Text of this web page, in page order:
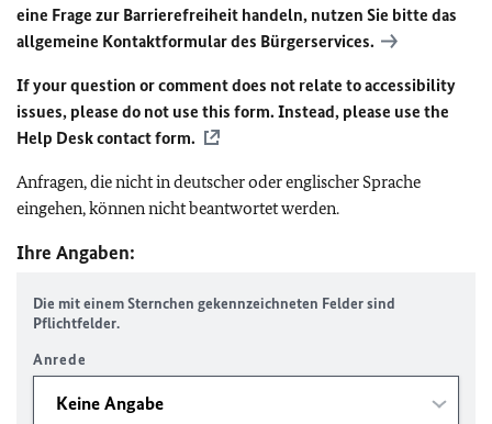
eine Frage zur Barrierefreiheit handeln, nutzen Sie bitte das
allgemeine Kontaktformular des Bürgerservices.
If your question or comment does not relate to accessibility
issues, please do not use this form. Instead, please use the
Help Desk contact form.
Anfragen, die nicht in deutscher oder englischer Sprache
eingehen, können nicht beantwortet werden.
Ihre Angaben:
Die mit einem Sternchen gekennzeichneten Felder sind
Pflichtfelder.
Anrede